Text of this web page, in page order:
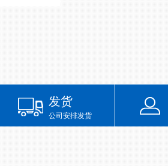
发货
公司安排发货